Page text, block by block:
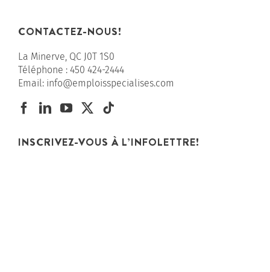
CONTACTEZ-NOUS!
La Minerve, QC J0T 1S0
Téléphone : 450 424-2444
Email: info@emploisspecialises.com
INSCRIVEZ-VOUS À L’INFOLETTRE!